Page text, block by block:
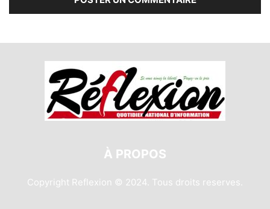
À PROPOS
Copyright Reflexion © 2024. Tous droits reserves.